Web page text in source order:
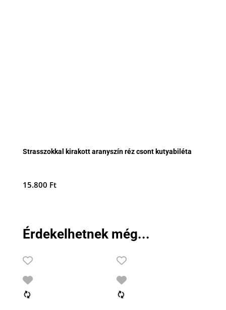
Strasszokkal kirakott aranyszín réz csont kutyabiléta
15.800 Ft
Érdekelhetnek még...